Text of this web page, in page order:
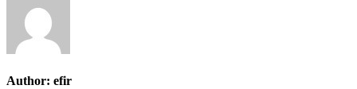
Author: efir